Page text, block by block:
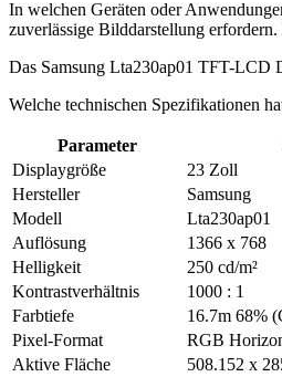
In welchen Geräten oder
zuverlässige Bilddarstellung
Das Samsung Lta230ap01 TFT-LCD
Welche technischen Spezifikationen
Parameter
Displaygröße
23 Zoll
Hersteller
Samsung
Modell
Lta230ap01
Auflösung
1366 x 768
Helligkeit
250 cd/m²
Kontrastverhältnis
1000 : 1
Farbtiefe
16.7m 68%
Pixel-Format
RGB
Aktive Fläche
508.152 x